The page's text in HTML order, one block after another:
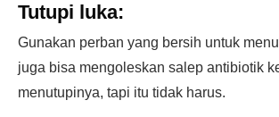
Tutupi luka:
Gunakan perban yang bersih untuk
juga bisa mengoleskan salep antibiotik
menutupinya, tapi itu tidak harus.